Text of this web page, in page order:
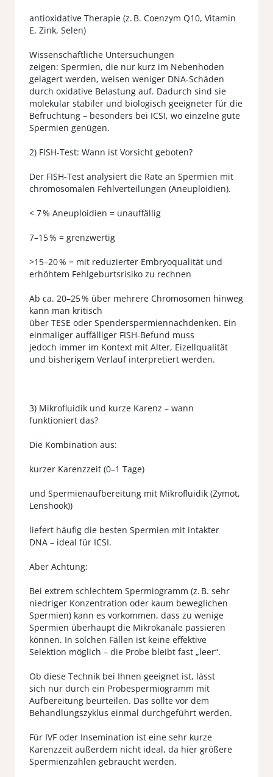
antioxidative Therapie (z. B. Coenzym Q10, Vitamin
E, Zink, Selen)
Wissenschaftliche Untersuchungen
zeigen: Spermien, die nur kurz im Nebenhoden
gelagert werden, weisen weniger DNA-Schäden
durch oxidative Belastung auf. Dadurch sind sie
molekular stabiler und biologisch geeigneter für die
Befruchtung – besonders bei ICSI, wo einzelne gute
Spermien genügen.
2) FISH-Test: Wann ist Vorsicht geboten?
Der FISH-Test analysiert die Rate an Spermien mit
chromosomalen Fehlverteilungen (Aneuploidien).
< 7 % Aneuploidien = unauffällig
7–15 % = grenzwertig
>15–20 % = mit reduzierter Embryoqualität und
erhöhtem Fehlgeburtsrisiko zu rechnen
Ab ca. 20–25 % über mehrere Chromosomen hinweg
kann man kritisch
über TESE oder Spenderspermiennachdenken. Ein
einmaliger auffälliger FISH-Befund muss
jedoch immer im Kontext mit Alter, Eizellqualität
und bisherigem Verlauf interpretiert werden.
3) Mikrofluidik und kurze Karenz – wann
funktioniert das?
Die Kombination aus:
kurzer Karenzzeit (0–1 Tage)
und Spermienaufbereitung mit Mikrofluidik (Zymot,
Lenshook))
liefert häufig die besten Spermien mit intakter
DNA – ideal für ICSI.
Aber Achtung:
Bei extrem schlechtem Spermiogramm (z. B. sehr
niedriger Konzentration oder kaum beweglichen
Spermien) kann es vorkommen, dass zu wenige
Spermien überhaupt die Mikrokanäle passieren
können. In solchen Fällen ist keine effektive
Selektion möglich – die Probe bleibt fast „leer“.
Ob diese Technik bei Ihnen geeignet ist, lässt
sich nur durch ein Probespermiogramm mit
Aufbereitung beurteilen. Das sollte vor dem
Behandlungszyklus einmal durchgeführt werden.
Für IVF oder Insemination ist eine sehr kurze
Karenzzeit außerdem nicht ideal, da hier größere
Spermienzahlen gebraucht werden.